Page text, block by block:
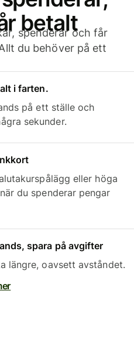
betalt
spenderar och får
du behöver på ett
i farten.
på ett ställe och
sekunder.
eller höga
du spenderar pengar
spara på avgifter
längre, oavsett avståndet.